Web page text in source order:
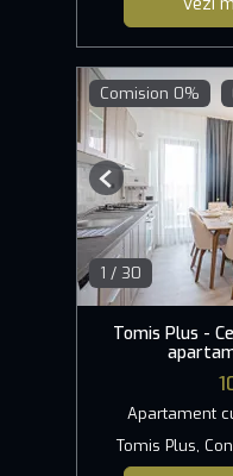
Comision 0%
1 / 30
Previous
Tomis Plus -
Apartament
Tomis Plus,